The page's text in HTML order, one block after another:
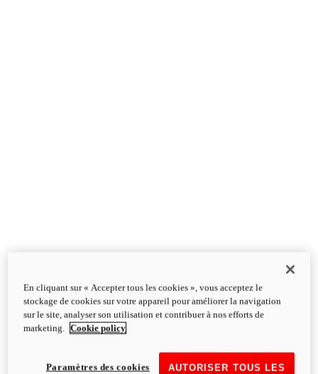
En cliquant sur « Accepter tous les cookies », vous acceptez le
stockage de cookies sur votre appareil pour améliorer la navigation
sur le site, analyser son utilisation et contribuer à nos efforts de
marketing.
Cookie policy
AUTORISER TOUS LES
Paramètres des cookies